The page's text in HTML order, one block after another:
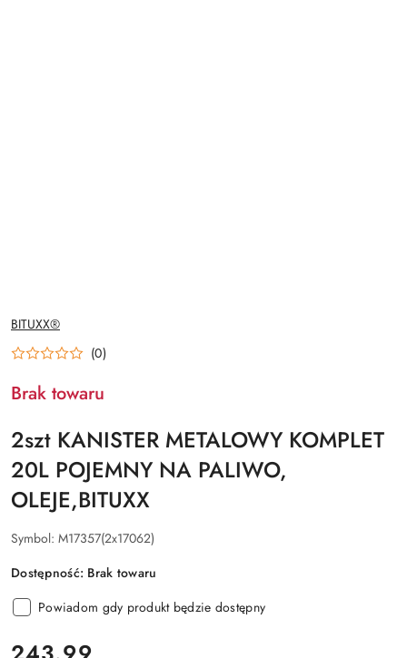
NAZWA
PRODUCENTA:
BITUXX®
(0)
Brak towaru
2szt KANISTER METALOWY KOMPLET
20L POJEMNY NA PALIWO,
OLEJE,BITUXX
Symbol: M17357(2x17062)
Dostępność: Brak towaru
Powiadom gdy produkt będzie dostępny